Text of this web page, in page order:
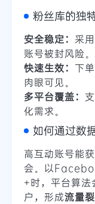
粉丝库的独
安全稳定： 采
账号被封风险。
快速生效： 下
肉眼可见。
多平台覆盖：
化需求。
如何通过数
高互动账号能
会。以
+时，平台算法
户，形成流量